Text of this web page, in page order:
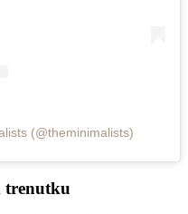
(@theminimalists)
trenutku